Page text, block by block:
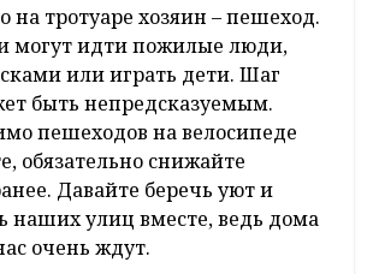
на тротуаре хозяин – пешеход.
могут идти пожилые люди,
или играть дети. Шаг
быть непредсказуемым.
пешеходов на велосипеде
обязательно снижайте
Давайте беречь уют и
наших улиц вместе, ведь дома
очень ждут.